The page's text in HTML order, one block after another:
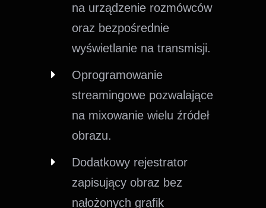
na urządzenie rozmówców
oraz bezpośrednie
wyświetlanie na transmisji.
Oprogramowanie
streamingowe pozwalające
na mixowanie wielu źródeł
obrazu.
Dodatkowy rejestrator
zapisujący obraz bez
nałożonych grafik